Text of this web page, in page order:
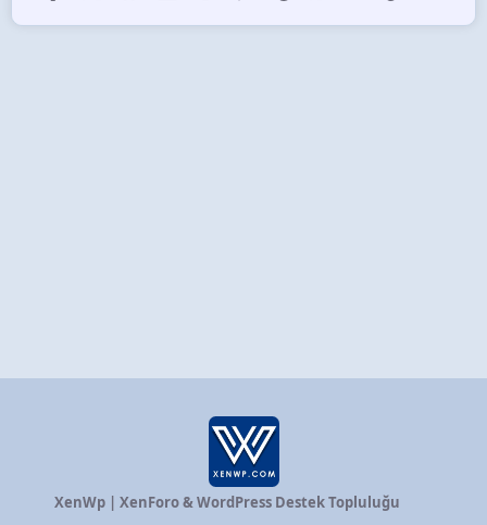
XenWp | XenForo & WordPress Destek Topluluğu